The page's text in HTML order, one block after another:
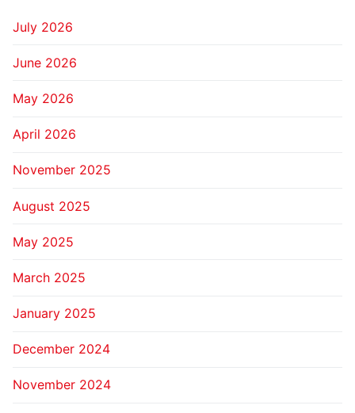
July 2026
June 2026
May 2026
April 2026
November 2025
August 2025
May 2025
March 2025
January 2025
December 2024
November 2024